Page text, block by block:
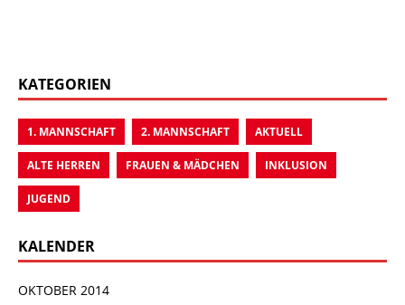
KATEGORIEN
1. MANNSCHAFT 2. MANNSCHAFT AKTUELL
ALTE HERREN FRAUEN & MÄDCHEN INKLUSION
JUGEND
KALENDER
OKTOBER 2014